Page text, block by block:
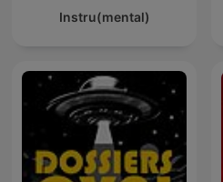
Instru(mental)